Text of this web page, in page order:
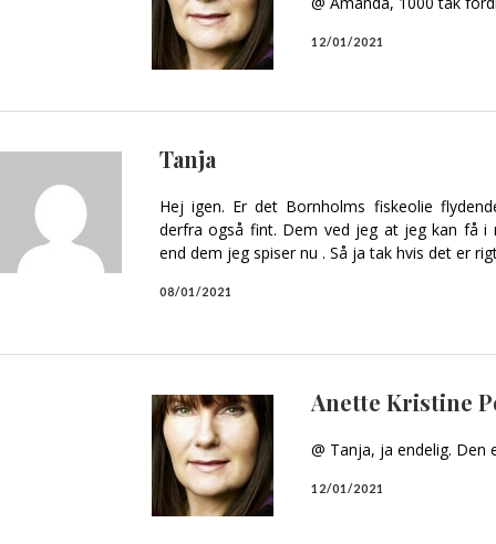
12/01/2021
Tanja
Hej igen. Er det Bornholms fiskeolie
derfra også fint. Dem ved jeg at jeg kan få i
end dem jeg spiser nu . Så ja tak hvis det er
08/01/2021
Anette Kristine
@ Tanja, ja endelig. Den
12/01/2021